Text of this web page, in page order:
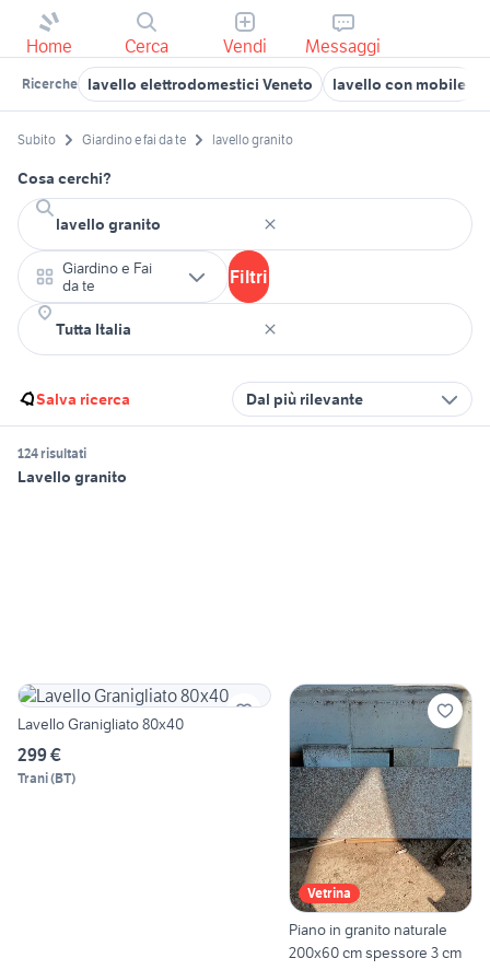
Home Cerca Vendi Messaggi
Ricerche lavello elettrodomestici Veneto lavello con mobile
Subito Giardino e fai da te lavello granito
Cosa cerchi?
Giardino e Fai
da te
Filtri
Salva ricerca Dal più rilevante
124 risultati
Lavello granito
Lavello Granigliato 80x40
299 €
Trani(BT)
Vetrina
Piano in granito naturale
200x60 cm spessore 3 cm